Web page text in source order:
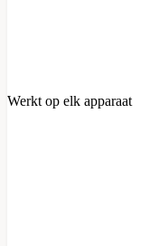
Werkt op elk apparaat